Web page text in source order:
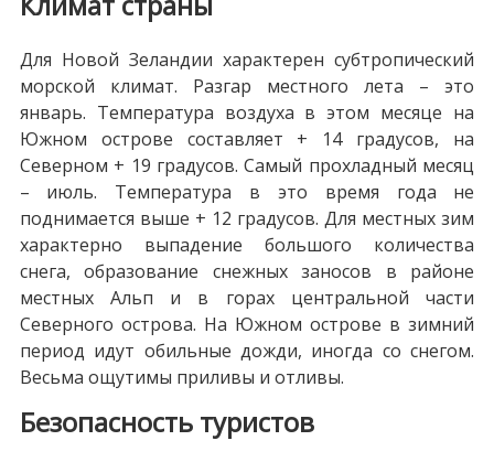
Для Новой Зеландии характерен субтропический
морской климат. Разгар местного лета – это
январь. Температура воздуха в этом месяце на
Южном острове составляет + 14 градусов, на
Северном + 19 градусов. Самый прохладный месяц
– июль. Температура в это время года не
поднимается выше + 12 градусов. Для местных зим
характерно выпадение большого количества
снега, образование снежных заносов в районе
местных Альп и в горах центральной части
Северного острова. На Южном острове в зимний
период идут обильные дожди, иногда со снегом.
Весьма ощутимы приливы и отливы.
Безопасность туристов